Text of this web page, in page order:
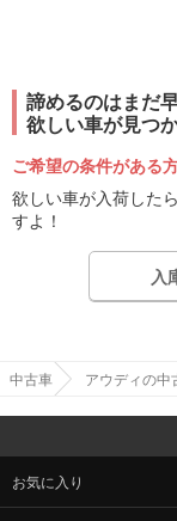
諦めるのはまだ
欲しい車が見つ
ご希望の条件がある
欲しい車が入荷した
すよ！
入
中古車 アウディの中
お気に入り